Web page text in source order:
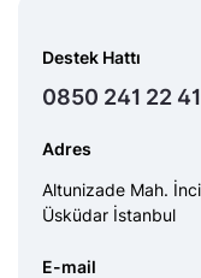
Destek Hattı
0850 241 22 41
Adres
Altunizade Mah.
Üsküdar İstanbul
E-mail